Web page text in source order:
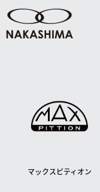
マックスピティオン